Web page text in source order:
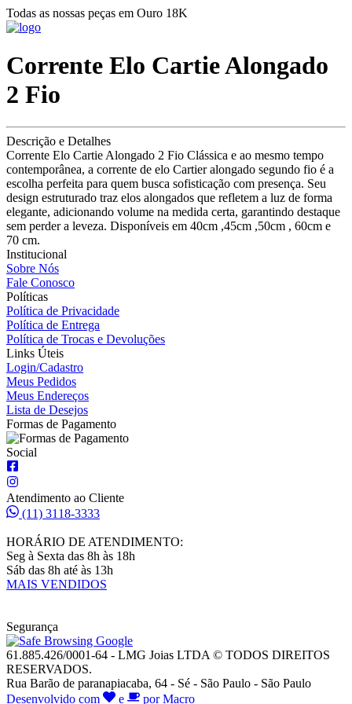
Todas as nossas peças em Ouro 18K
Corrente Elo Cartie Alongado
2 Fio
Descrição e Detalhes
Corrente Elo Cartie Alongado 2 Fio Clássica e ao mesmo tempo
contemporânea, a corrente de elo Cartier alongado segundo fio é a
escolha perfeita para quem busca sofisticação com presença. Seu
design estruturado traz elos alongados que refletem a luz de forma
elegante, adicionando volume na medida certa, garantindo destaque
sem perder a leveza. Disponíveis em 40cm ,45cm ,50cm , 60cm e
70 cm.
Institucional
Sobre Nós
Fale Conosco
Políticas
Política de Privacidade
Política de Entrega
Política de Trocas e Devoluções
Links Úteis
Login/Cadastro
Meus Pedidos
Meus Endereços
Lista de Desejos
Formas de Pagamento
Social
Atendimento ao Cliente
(11) 3118-3333
HORÁRIO DE ATENDIMENTO:
Seg à Sexta das 8h às 18h
Sáb das 8h até às 13h
MAIS VENDIDOS
Segurança
61.885.426/0001-64 - LMG Joias LTDA © TODOS DIREITOS
RESERVADOS.
Rua Barão de paranapiacaba, 64 - Sé - São Paulo - São Paulo
Desenvolvido com
e por Macro